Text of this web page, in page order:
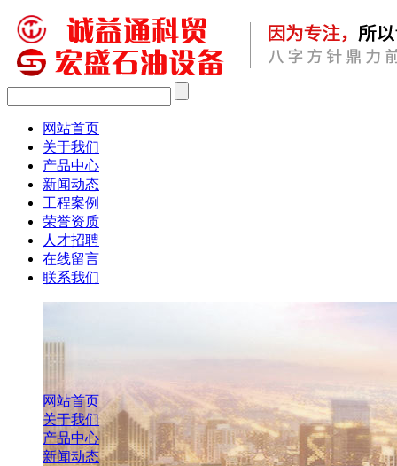
网站首页
关于我们
产品中心
新闻动态
工程案例
荣誉资质
人才招聘
在线留言
联系我们
网站首页
关于我们
产品中心
新闻动态